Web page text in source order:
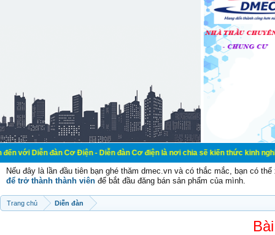
đàn Cơ Điện - Diễn đàn Cơ điện là nơi chia sẽ kiến thức kinh nghiệm
Nếu đây là lần đầu tiên bạn ghé thăm dmec.vn và có thắc mắc, bạn có
để trở thành thành viên để bắt đầu đăng bán sản phẩm của mình.
Trang chủ Diễn đàn